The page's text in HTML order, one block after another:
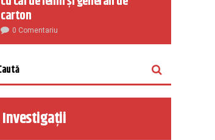
carton
0 Comentariu
Investigații